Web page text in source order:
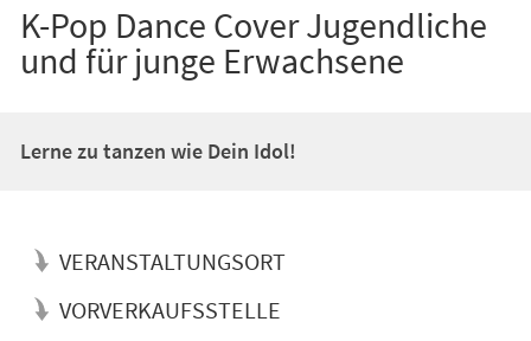
K-Pop Dance Cover Jugendliche
und für junge Erwachsene
Lerne zu tanzen wie Dein Idol!
VERANSTALTUNGSORT
VORVERKAUFSSTELLE